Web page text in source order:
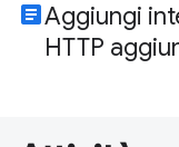
articleAggiungi
HTTP